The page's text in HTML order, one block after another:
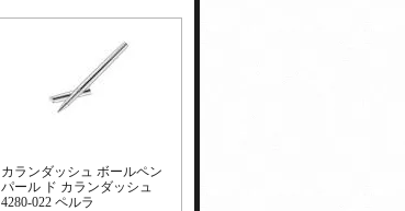
カランダッシュ ボールペン
パール ド カランダッシュ
4280-022 ペルラ